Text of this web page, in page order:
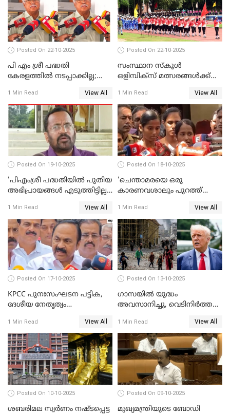
Posted On 22-10-2025
പി എം ശ്രീ പദ്ധതി
കേരളത്തില്‍ നടപ്പാക്കില്ല;
VIDEO
1 Min Read View All
Posted On 22-10-2025
സംസ്ഥാന സ്‌കൂള്‍
ഒളിമ്പിക്‌സ് മത്സരങ്ങള്‍ക്ക്
1 Min Read View All
Posted On 19-10-2025
'പിഎംശ്രീ പദ്ധതിയില്‍ പുതിയ
അഭിപ്രായങ്ങള്‍ എടുത്തിട്ടില്ല';
1 Min Read View All
Posted On 18-10-2025
'ചെന്താമരയെ ഒരു
കാരണവശാലും പുറത്ത്
തങ്ങള്‍ക്ക് ഭയമാണ്';
സജിതയുടെ പെണ്‍മക്കള്‍
WATCH VIDEO
1 Min Read View All
Posted On 17-10-2025
KPCC പുനഃസംഘടന പട്ടിക,
ദേശീയ നേതൃത്വം
ഡി സതീശന്‍ WATCH VIDEO
1 Min Read View All
Posted On 13-10-2025
ഗാസയില്‍ യുദ്ധം
അവസാനിച്ചു, വെടിനിര്‍ത്തല്‍
1 Min Read View All
Posted On 10-10-2025
ശബരിമല സ്വര്‍ണം നഷ്ടപ്പെട്ട
Posted On 09-10-2025
മുഖ്യമന്ത്രിയുടെ ബോഡി